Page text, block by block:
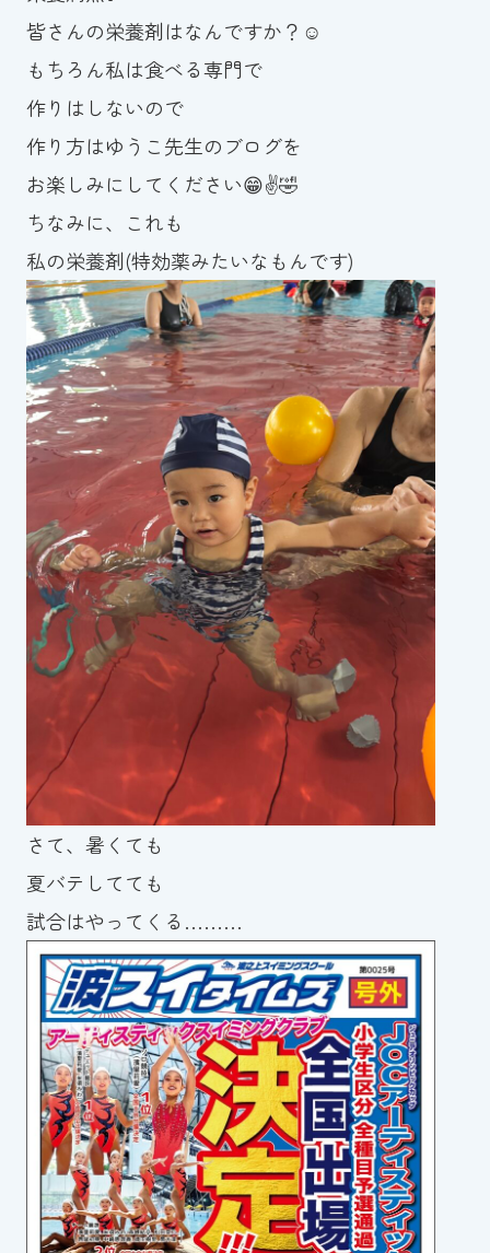
皆さんの栄養剤はなんですか？☺️
もちろん私は食べる専門で
作りはしないので
作り方はゆうこ先生のブログを
お楽しみにしてください😁✌️🤣
ちなみに、これも
私の栄養剤(特効薬みたいなもんです)
さて、暑くても
夏バテしてても
試合はやってくる………